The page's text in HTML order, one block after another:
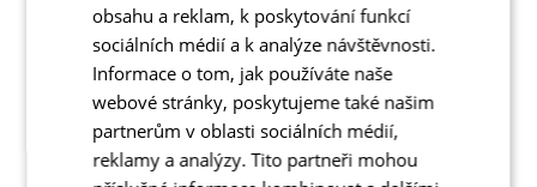
obsahu a reklam, k poskytování funkcí
sociálních médií a k analýze návštěvnosti.
Informace o tom, jak používáte naše
webové stránky, poskytujeme také našim
partnerům v oblasti sociálních médií,
reklamy a analýzy. Tito partneři mohou